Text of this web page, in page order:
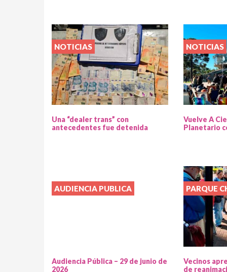
NOTICIAS
Una “dealer trans” con
antecedentes fue detenida
NOTICIAS
Vuelve A
Planetario
AUDIENCIA PUBLICA
Audiencia Pública – 29 de junio de
2026
PARQUE
Vecinos
de